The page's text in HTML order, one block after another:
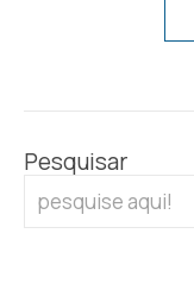
Pesquisar